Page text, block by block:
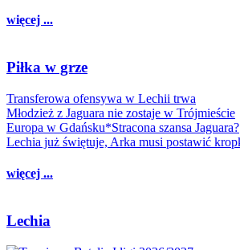
więcej ...
Piłka w grze
Transferowa ofensywa w Lechii trwa
Młodzież z Jaguara nie zostaje w Trójmieście
Europa w Gdańsku*Stracona szansa Jaguara?
Lechia już świętuje, Arka musi postawić
więcej ...
Lechia